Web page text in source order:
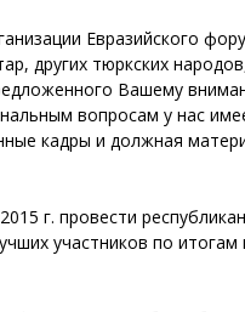
Евразийского
других тюркских
Вашему
вопросам у нас
кадры и должная
г. провести
участников по